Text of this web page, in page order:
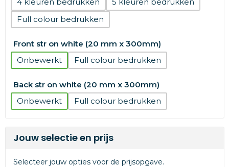
Full colour
Front str on white (20 mm x 300mm)
Onbewerkt
Full colour
Back str on white (20 mm x 300mm)
Onbewerkt
Full colour
Jouw selectie en prijs
Selecteer jouw opties voor de prijsopgave.